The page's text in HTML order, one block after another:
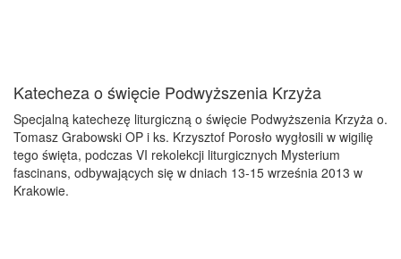
Katecheza o święcie Podwyższenia Krzyża
Specjalną katechezę liturgiczną o święcie Podwyższenia Krzyża o.
Tomasz Grabowski OP i ks. Krzysztof Porosło wygłosili w wigilię
tego święta, podczas VI rekolekcji liturgicznych Mysterium
fascinans, odbywających się w dniach 13-15 września 2013 w
Krakowie.